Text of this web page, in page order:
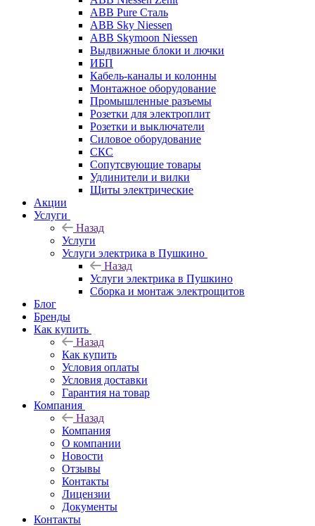
ABB Pure Сталь
ABB Sky Niessen
ABB Skymoon Niessen
Выдвижные блоки и лючки
ИБП
Кабель-каналы и колонны
Монтажное оборудование
Промышленные разъемы
Розетки для электроплит
Розетки и выключатели
Силовое оборудование
СКС
Сопутсвующие товары
Удлинители и вилки
Щиты электрические
Акции
Услуги
Назад
Услуги
Услуги электрика в Пушкино
Назад
Услуги электрика в Пушкино
Сборка и монтаж электрощитов
Блог
Бренды
Как купить
Назад
Как купить
Условия оплаты
Условия доставки
Гарантия на товар
Компания
Назад
Компания
О компании
Новости
Отзывы
Контакты
Лицензии
Документы
Контакты